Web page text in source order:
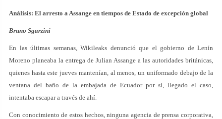
Análisis: El arresto a Assange en tiempos de Estado de excepción global
Bruno Sgarzini
En las últimas semanas, Wikileaks denunció que el gobierno de Lenín
Moreno planeaba la entrega de Julian Assange a las autoridades británicas,
quienes hasta este jueves mantenían, al menos, un uniformado debajo de la
ventana del baño de la embajada de Ecuador por si, llegado el caso,
intentaba escapar a través de ahí.
Con conocimiento de estos hechos, ninguna agencia de prensa corporativa,